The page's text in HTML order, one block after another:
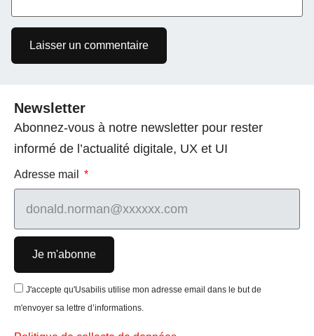
Newsletter
Abonnez-vous à notre newsletter pour rester
informé de l’actualité digitale, UX et UI
Adresse mail
Je m'abonne
J'accepte qu'Usabilis utilise mon adresse email dans le but de
m'envoyer sa lettre d’informations.